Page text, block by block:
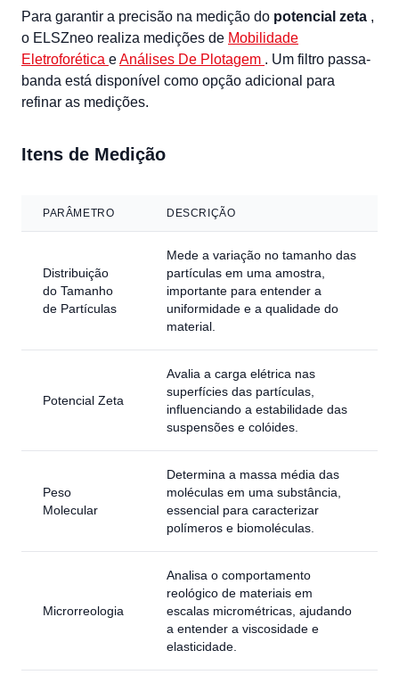
Para garantir a precisão na medição do potencial zeta ,
o ELSZneo realiza medições de Mobilidade
Eletroforética eAnálises De Plotagem . Um filtro passa-
banda está disponível como opção adicional para
refinar as medições.
Itens de Medição
PARÂMETRO DESCRIÇÃO
Distribuição
do Tamanho
de Partículas
Mede a variação no tamanho das
partículas em uma amostra,
importante para entender a
uniformidade e a qualidade do
material.
Potencial Zeta
Avalia a carga elétrica nas
superfícies das partículas,
influenciando a estabilidade das
suspensões e colóides.
Peso
Molecular
Determina a massa média das
moléculas em uma substância,
essencial para caracterizar
polímeros e biomoléculas.
Microrreologia
Analisa o comportamento
reológico de materiais em
escalas micrométricas, ajudando
a entender a viscosidade e
elasticidade.